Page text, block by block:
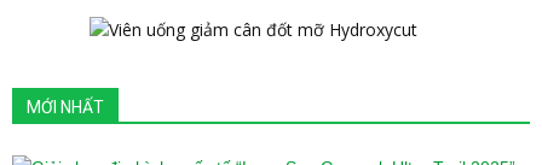
MỚI NHẤT